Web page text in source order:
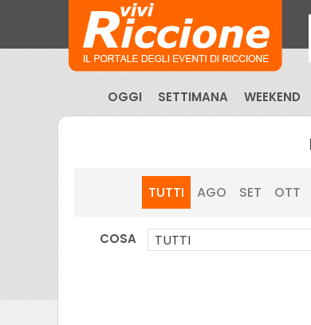
OGGI SETTIMANA WEEKEND
TUTTI AGO SET OTT
COSA TUTTI